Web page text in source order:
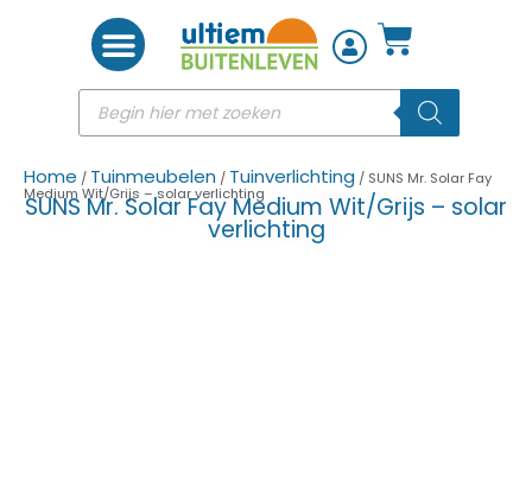
Home / Tuinmeubelen / Tuinverlichting / SUNS Mr. Solar Fay
Medium Wit/Grijs – solar verlichting
SUNS Mr. Solar Fay Medium Wit/Grijs – solar
verlichting